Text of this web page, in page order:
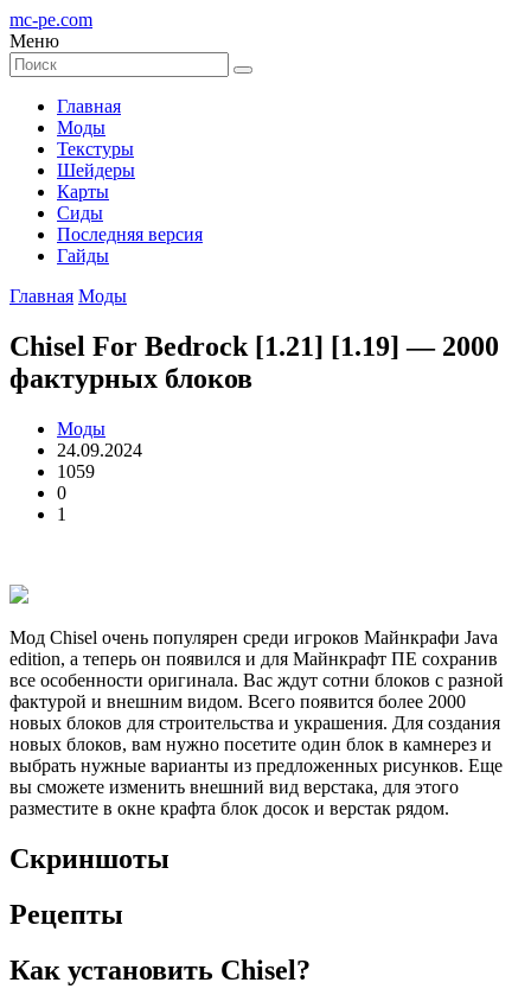
mc-pe.com
Меню
Главная
Моды
Текстуры
Шейдеры
Карты
Сиды
Последняя версия
Гайды
Главная Моды
Chisel For Bedrock [1.21] [1.19] — 2000
фактурных блоков
Моды
24.09.2024
1059
0
1
Мод Chisel очень популярен среди игроков Майнкрафи Java
edition, а теперь он появился и для Майнкрафт ПЕ сохранив
все особенности оригинала. Вас ждут сотни блоков с разной
фактурой и внешним видом. Всего появится более 2000
новых блоков для строительства и украшения. Для создания
новых блоков, вам нужно посетите один блок в камнерез и
выбрать нужные варианты из предложенных рисунков. Еще
вы сможете изменить внешний вид верстака, для этого
разместите в окне крафта блок досок и верстак рядом.
Скриншоты
Рецепты
Как установить Chisel?